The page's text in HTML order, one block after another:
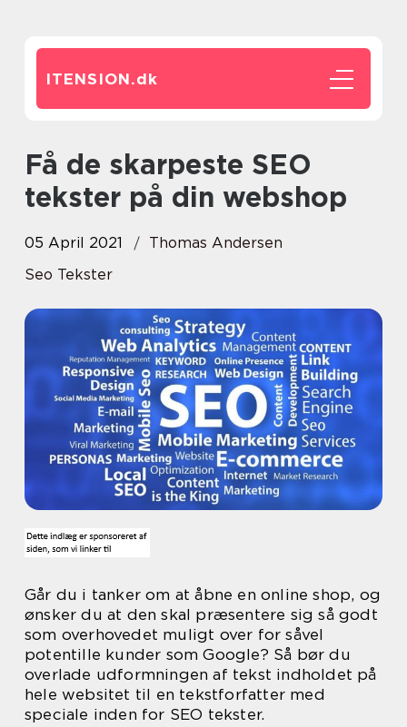
ITENSION.dk
Få de skarpeste SEO
tekster på din webshop
05 April 2021
Thomas Andersen
Seo Tekster
Går du i tanker om at åbne en online shop, og
ønsker du at den skal præsentere sig så godt
som overhovedet muligt over for såvel
potentille kunder som Google? Så bør du
overlade udformningen af tekst indholdet på
hele websitet til en tekstforfatter med
speciale inden for SEO tekster.